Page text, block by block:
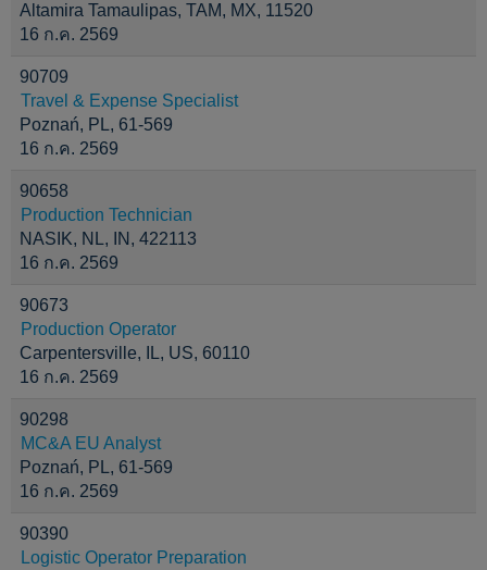
Altamira Tamaulipas, TAM, MX, 11520
16 ก.ค. 2569
90709
Travel & Expense Specialist
Poznań, PL, 61-569
16 ก.ค. 2569
90658
Production Technician
NASIK, NL, IN, 422113
16 ก.ค. 2569
90673
Production Operator
Carpentersville, IL, US, 60110
16 ก.ค. 2569
90298
MC&A EU Analyst
Poznań, PL, 61-569
16 ก.ค. 2569
90390
Logistic Operator Preparation